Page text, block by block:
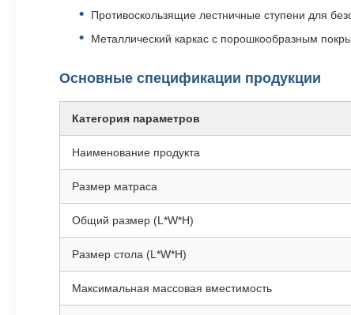
Противоскользящие лестничные ступени для
Металлический каркас с порошкообразным
Основные спецификации продукции
Категория параметров
Наименование продукта
Размер матраса
Общий размер (L*W*H)
Размер стола (L*W*H)
Максимальная массовая вместимость